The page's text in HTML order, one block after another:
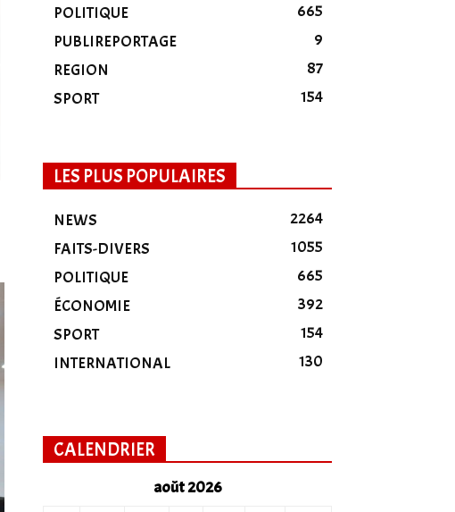
POLITIQUE
665
PUBLIREPORTAGE
9
REGION
87
SPORT
154
LES PLUS POPULAIRES
NEWS
2264
FAITS-DIVERS
1055
POLITIQUE
665
ÉCONOMIE
392
SPORT
154
INTERNATIONAL
130
CALENDRIER
août 2026